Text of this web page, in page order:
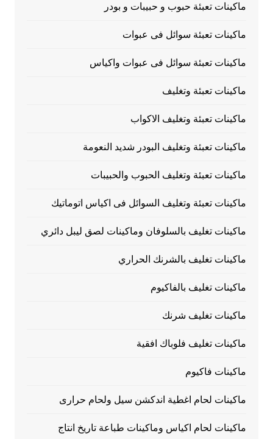
ماكينات تعبئة حبوب و حبيبات و بودر
ماكينات تعبئة سوائل فى عبوات
ماكينات تعبئة سوائل فى عبوات واكياس
ماكينات تعبئة وتغليف
ماكينات تعبئة وتغليف الاكواب
ماكينات تعبئة وتغليف البودر شديد النعومة
ماكينات تعبئة وتغليف الحبوب والحبيبات
ماكينات تعبئة وتغليف السوائل فى اكياس اتوماتيك
ماكينات تغليف بالسلوفان وماكينات لصق ليبل دائري
ماكينات تغليف بالشرنك الحراري
ماكينات تغليف بالفاكيوم
ماكينات تغليف شرنك
ماكينات تغليف فلوباك افقية
ماكينات فاكيوم
ماكينات لحام اغطية اندكشن سيل ولحام حرارى
ماكينات لحام اكياس وماكينات طباعة تاريخ انتاج